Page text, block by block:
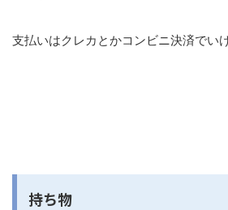
支払いはクレカとかコンビニ決済でいけ
持ち物